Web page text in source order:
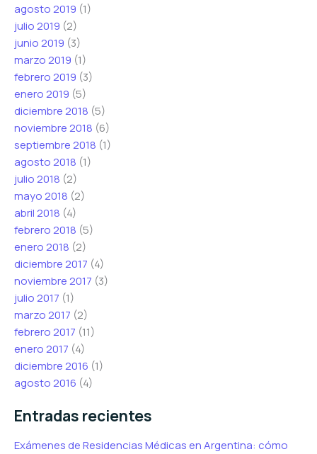
agosto 2019 (1)
julio 2019 (2)
junio 2019 (3)
marzo 2019 (1)
febrero 2019 (3)
enero 2019 (5)
diciembre 2018 (5)
noviembre 2018 (6)
septiembre 2018 (1)
agosto 2018 (1)
julio 2018 (2)
mayo 2018 (2)
abril 2018 (4)
febrero 2018 (5)
enero 2018 (2)
diciembre 2017 (4)
noviembre 2017 (3)
julio 2017 (1)
marzo 2017 (2)
febrero 2017 (11)
enero 2017 (4)
diciembre 2016 (1)
agosto 2016 (4)
Entradas recientes
Exámenes de Residencias Médicas en Argentina: cómo